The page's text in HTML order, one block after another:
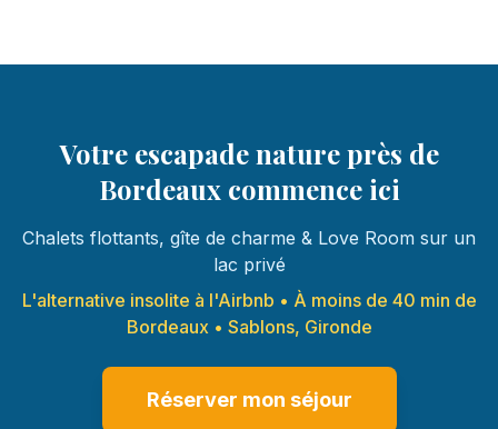
Votre escapade nature près de
Bordeaux commence ici
Chalets flottants, gîte de charme & Love Room sur un
lac privé
L'alternative insolite à l'Airbnb • À moins de 40 min de
Bordeaux • Sablons, Gironde
Réserver mon séjour